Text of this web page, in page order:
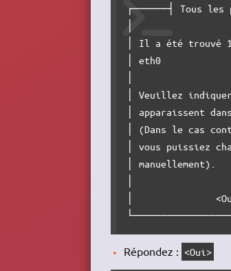
┌─────┤ Tous
│ Il a été
│ eth0
│ Veuillez
│
│ (Dans le cas
│ vous puissiez
│
│
Répondez : <Oui>